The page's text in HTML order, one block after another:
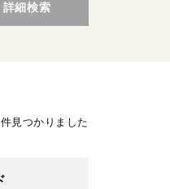
詳細検索
件見つかりました